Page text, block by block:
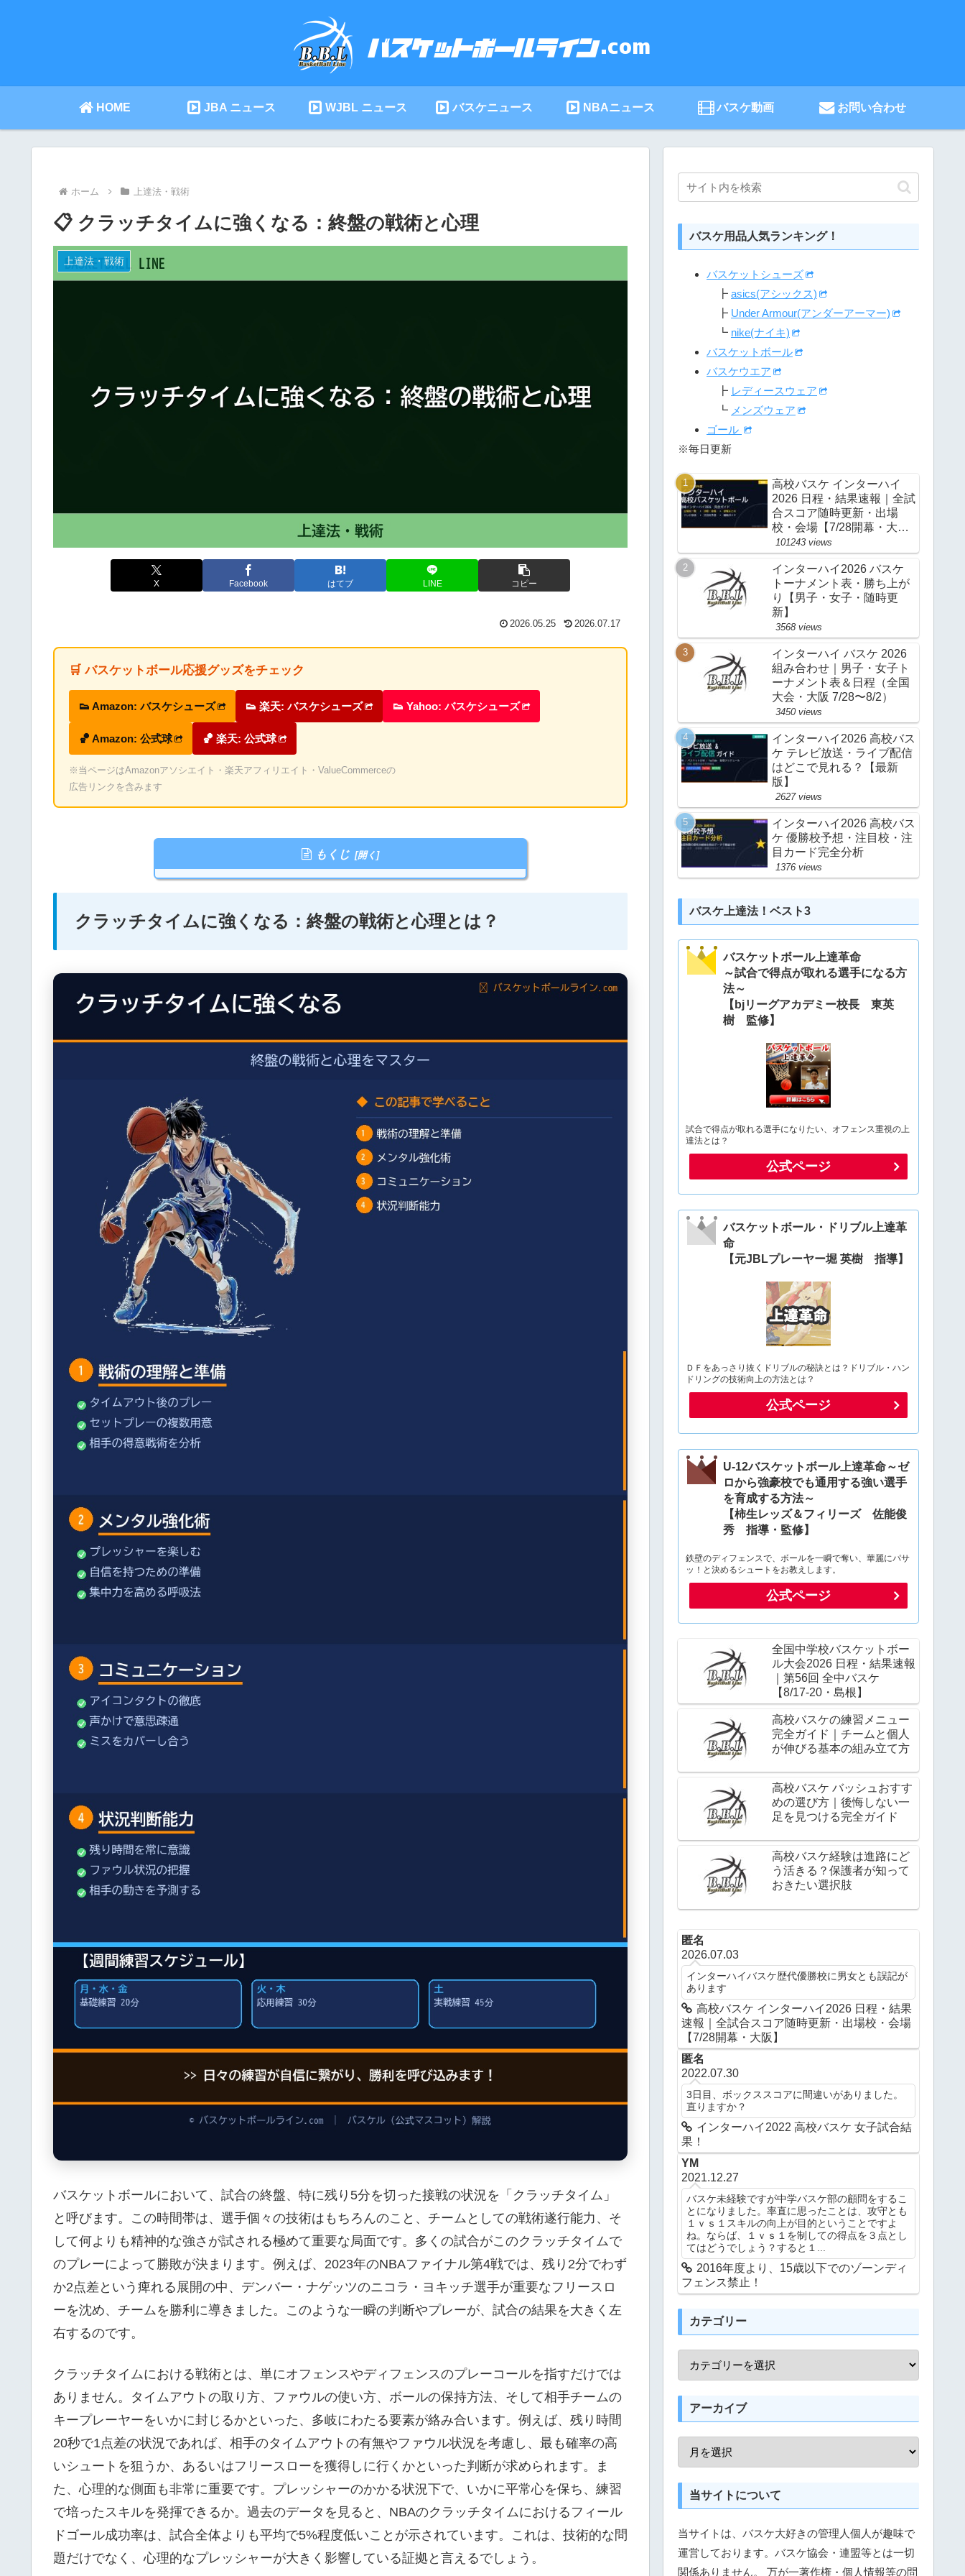
HOME JBA ニュース WJBL ニュース バスケニュース NBAニュース バスケ動画 お問い合わせ
ホーム 上達法・戦術
📋 クラッチタイムに強くなる：終盤の戦術と心理
上達法・戦術
X Facebook はてブ LINE コピー
2026.05.25 2026.07.17
🛒 バスケットボール応援グッズをチェック
👟 Amazon: バスケシューズ 👟 楽天: バスケシューズ 👟 Yahoo: バスケシューズ
🏀 Amazon: 公式球 🏀 楽天: 公式球
※当ページはAmazonアソシエイト・楽天アフィリエイト・ValueCommerceの
広告リンクを含みます
もくじ
クラッチタイムに強くなる：終盤の戦術と心理とは？
バスケットボールにおいて、試合の終盤、特に残り5分を切った接戦の状況を「クラッチタイム」
と呼びます。この時間帯は、選手個々の技術はもちろんのこと、チームとしての戦術遂行能力、そ
して何よりも精神的な強さが試される極めて重要な局面です。多くの試合がこのクラッチタイムで
のプレーによって勝敗が決まります。例えば、2023年のNBAファイナル第4戦では、残り2分でわず
か2点差という痺れる展開の中、デンバー・ナゲッツのニコラ・ヨキッチ選手が重要なフリースロ
ーを沈め、チームを勝利に導きました。このような一瞬の判断やプレーが、試合の結果を大きく左
右するのです。
クラッチタイムにおける戦術とは、単にオフェンスやディフェンスのプレーコールを指すだけでは
ありません。タイムアウトの取り方、ファウルの使い方、ボールの保持方法、そして相手チームの
キープレーヤーをいかに封じるかといった、多岐にわたる要素が絡み合います。例えば、残り時間
20秒で1点差の状況であれば、相手のタイムアウトの有無やファウル状況を考慮し、最も確率の高
いシュートを狙うか、あるいはフリースローを獲得しに行くかといった判断が求められます。ま
た、心理的な側面も非常に重要です。プレッシャーのかかる状況下で、いかに平常心を保ち、練習
で培ったスキルを発揮できるか。過去のデータを見ると、NBAのクラッチタイムにおけるフィール
ドゴール成功率は、試合全体よりも平均で5%程度低いことが示されています。これは、技術的な問
題だけでなく、心理的なプレッシャーが大きく影響している証拠と言えるでしょう。
バスケ用品人気ランキング！
バスケットシューズ
┣ asics(アシックス)
┣ Under Armour(アンダーアーマー)
┗ nike(ナイキ)
バスケットボール
バスケウエア
┣ レディースウェア
┗ メンズウェア
ゴール
※毎日更新
高校バスケ インターハイ
2026 日程・結果速報｜全試
合スコア随時更新・出場
校・会場【7/28開幕・大
阪】
101243 views
インターハイ2026 バスケ
トーナメント表・勝ち上が
り【男子・女子・随時更
新】
3568 views
インターハイ バスケ 2026
組み合わせ｜男子・女子ト
ーナメント表＆日程（全国
大会・大阪 7/28〜8/2）
3450 views
インターハイ2026 高校バス
ケ テレビ放送・ライブ配信
はどこで見れる？【最新
版】
2627 views
インターハイ2026 高校バス
ケ 優勝校予想・注目校・注
目カード完全分析
1376 views
バスケ上達法！ベスト3
バスケットボール上達革命
～試合で得点が取れる選手になる方
法～
【bjリーグアカデミー校長 東英
樹 監修】
試合で得点が取れる選手になりたい、オフェンス重視の上
達法とは？
公式ページ
バスケットボール・ドリブル上達革
命
【元JBLプレーヤー堀 英樹 指導】
ＤＦをあっさり抜くドリブルの秘訣とは？ドリブル・ハン
ドリングの技術向上の方法とは？
公式ページ
U-12バスケットボール上達革命～ゼ
ロから強豪校でも通用する強い選手
を育成する方法～
【柿生レッズ＆フィリーズ 佐能俊
秀 指導・監修】
鉄壁のディフェンスで、ボールを一瞬で奪い、華麗にパサ
ッ！と決めるシュートをお教えします。
公式ページ
全国中学校バスケットボー
ル大会2026 日程・結果速報
｜第56回 全中バスケ
【8/17-20・島根】
高校バスケの練習メニュー
完全ガイド｜チームと個人
が伸びる基本の組み立て方
高校バスケ バッシュおすす
めの選び方｜後悔しない一
足を見つける完全ガイド
高校バスケ経験は進路にど
う活きる？保護者が知って
おきたい選択肢
匿名
2026.07.03
インターハイバスケ歴代優勝校に男女とも誤記が
あります
高校バスケ インターハイ2026 日程・結果
速報｜全試合スコア随時更新・出場校・会場
【7/28開幕・大阪】
匿名
2022.07.30
3日目、ボックススコアに間違いがありました。
直りますか？
インターハイ2022 高校バスケ 女子試合結
果！
YM
2021.12.27
バスケ未経験ですが中学バスケ部の顧問をするこ
とになりました。率直に思ったことは、攻守とも
１ｖｓ１スキルの向上が目的ということですよ
ね。ならば、１ｖｓ１を制しての得点を３点とし
てはどうでしょう？すると１...
2016年度より、15歳以下でのゾーンディ
フェンス禁止！
カテゴリー
アーカイブ
当サイトについて
当サイトは、バスケ大好きの管理人個人が趣味で
運営しております。バスケ協会・連盟等とは一切
関係ありません。 万が一著作権・個人情報等の問